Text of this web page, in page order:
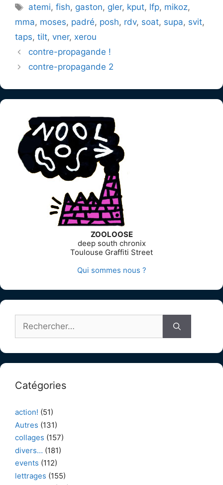
Étiquettes
atemi,fish, gaston, gler, kput, lfp, mikoz,
mma, moses, padré, posh, rdv, soat, supa, svit,
taps, tilt, vner, xerou
contre-propagande !
contre-propagande 2
ZOOLOOSE
deep south chronix
Toulouse Graffiti Street
Qui sommes nous ?
Catégories
action! (51)
Autres (131)
collages (157)
divers… (181)
events (112)
lettrages (155)